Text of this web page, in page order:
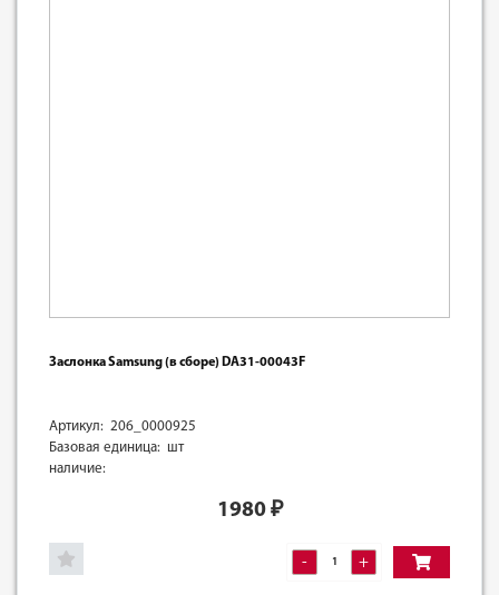
Заслонка Samsung (в сборе) DA31-00043F
Артикул: 206_0000925
Базовая единица: шт
наличие:
1980₽
- +